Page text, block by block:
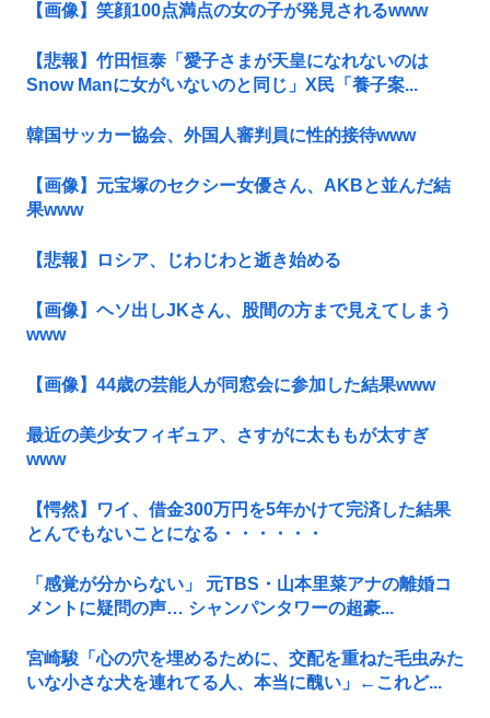
【画像】笑顔100点満点の女の子が発見されるwww
【悲報】竹田恒泰「愛子さまが天皇になれないのは
Snow Manに女がいないのと同じ」X民「養子案...
韓国サッカー協会、外国人審判員に性的接待www
【画像】元宝塚のセクシー女優さん、AKBと並んだ結
果www
【悲報】ロシア、じわじわと逝き始める
【画像】ヘソ出しJKさん、股間の方まで見えてしまう
www
【画像】44歳の芸能人が同窓会に参加した結果www
最近の美少女フィギュア、さすがに太ももが太すぎ
www
【愕然】ワイ、借金300万円を5年かけて完済した結果
とんでもないことになる・・・・・・
「感覚が分からない」 元TBS・山本里菜アナの離婚コ
メントに疑問の声… シャンパンタワーの超豪...
宮崎駿「心の穴を埋めるために、交配を重ねた毛虫みた
いな小さな犬を連れてる人、本当に醜い」←これど...